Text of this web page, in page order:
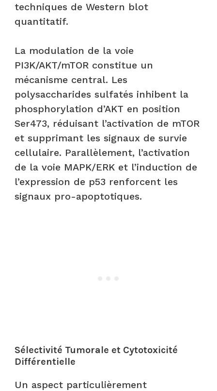
techniques de Western blot
quantitatif.
La modulation de la voie
PI3K/AKT/mTOR constitue un
mécanisme central. Les
polysaccharides sulfatés inhibent la
phosphorylation d’AKT en position
Ser473, réduisant l’activation de mTOR
et supprimant les signaux de survie
cellulaire. Parallèlement, l’activation
de la voie MAPK/ERK et l’induction de
l’expression de p53 renforcent les
signaux pro-apoptotiques.
Sélectivité Tumorale et Cytotoxicité
Différentielle
Un aspect particulièrement